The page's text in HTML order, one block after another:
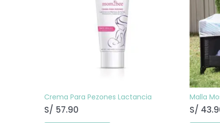
Crema Para Pezones Lactancia
S/ 57.90
Malla
S/